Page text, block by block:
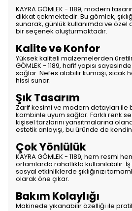
KAYRA GÖMLEK - 1189, modern
dikkat çekmektedir. Bu gömlek,
sunarak, günlük kullanımda ve
bir seçenek oluşturmaktadır.
Kalite ve Konfor
Yüksek kaliteli malzemelerden
GÖMLEK - 1189, hafif yapısı
sağlar. Nefes alabilir kumaşı, sıcak
hissi sunar.
Şık Tasarım
Zarif kesimi ve modern detayları ile
kombinle uyum sağlar. Farklı renk
kişisel tarzlarını yansıtmalarına
estetik anlayışı, bu üründe de
Çok Yönlülük
KAYRA GÖMLEK - 1189, hem resmi
ortamlarda rahatlıkla kullanılabilir.
sosyal etkinliklerde şıklığınızı
olarak öne çıkar.
Bakım Kolaylığı
Makinede yıkanabilir özelliği ile